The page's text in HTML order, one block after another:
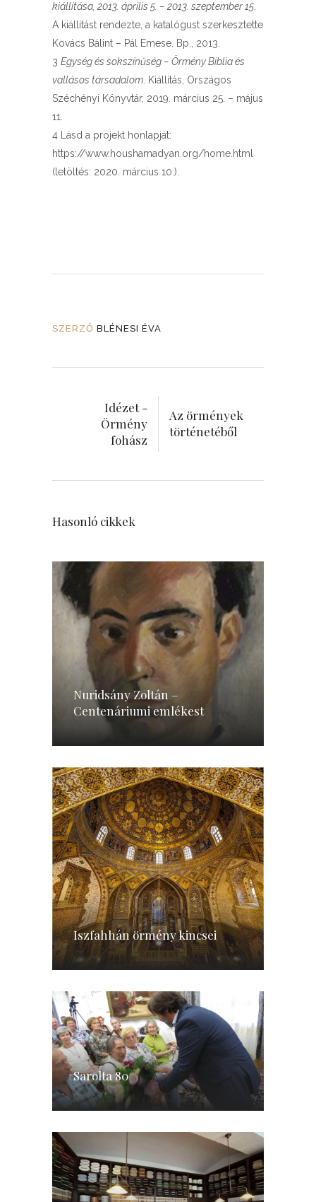
kiállítása, 2013. április 5. – 2013. szeptember 15
A kiállítást rendezte, a katalógust szerkesztette
Kovács Bálint – Pál Emese. Bp., 2013.
3 Egység és sokszínűség – Örmény Biblia és
vallásos társadalom . Kiállítás, Országos
Széchényi Könyvtár, 2019. március 25. – május
11.
4 Lásd a projekt honlapját:
https://www.houshamadyan.org/home.html
(letöltés: 2020. március 10.).
SZERZŐ BLÉNESI ÉVA
Idézet -
Örmény
fohász
Az örmények
történetéből
Hasonló cikkek
Nuridsány Zoltán –
Centenáriumi emlékest
Iszfahhán örmény kincsei
Sarolta 80